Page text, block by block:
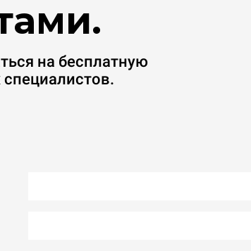
на бесплатную